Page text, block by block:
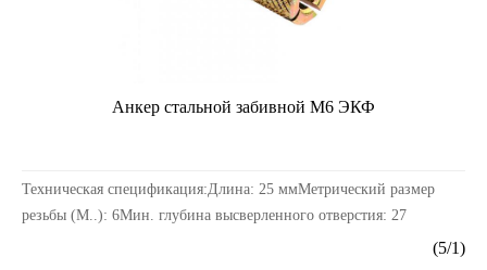
Анкер стальной забивной М6 ЭКФ
Техническая спецификация:Длина: 25 ммМетрический размер
резьбы (М..): 6Мин. глубина высверленного отверстия: 27
(5/1)